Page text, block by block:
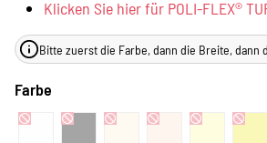
Klicken Sie hier für POLI-FLEX®
Bitte zuerst die Farbe, dann die Breite, dann
Farbe